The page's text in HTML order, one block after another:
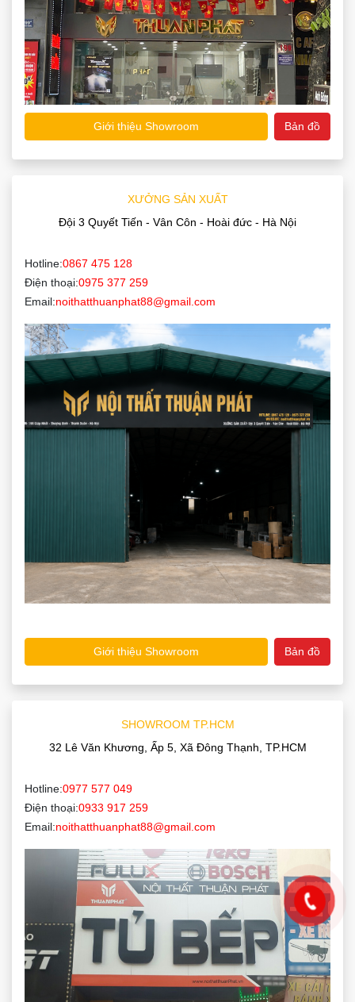
Giới thiệu Showroom Bản đồ
XƯỞNG SẢN XUẤT
Đội 3 Quyết Tiến - Vân Côn - Hoài đức - Hà Nội
Hotline:0867 475 128
Điện thoại:0975 377 259
Email:noithatthuanphat88@gmail.com
Giới thiệu Showroom Bản đồ
SHOWROOM TP.HCM
32 Lê Văn Khương, Ấp 5, Xã Đông Thạnh, TP.HCM
Hotline:0977 577 049
Điện thoại:0933 917 259
Email:noithatthuanphat88@gmail.com